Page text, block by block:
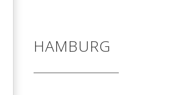
HAMBURG